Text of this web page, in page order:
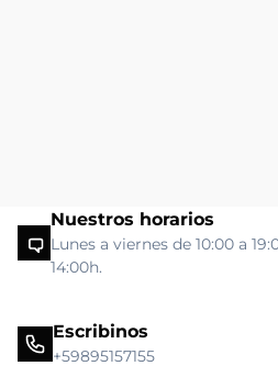
Nuestros horarios
Lunes a viernes de 10:00 a
14:00h.
Escribinos
+59895157155